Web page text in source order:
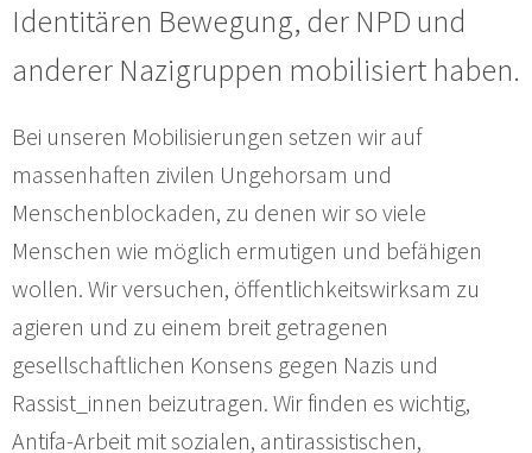
Identitären Bewegung, der NPD und
anderer Nazigruppen mobilisiert haben.
Bei unseren Mobilisierungen setzen wir auf
massenhaften zivilen Ungehorsam und
Menschenblockaden, zu denen wir so viele
Menschen wie möglich ermutigen und befähigen
wollen. Wir versuchen, öffentlichkeitswirksam zu
agieren und zu einem breit getragenen
gesellschaftlichen Konsens gegen Nazis und
Rassist_innen beizutragen. Wir finden es wichtig,
Antifa-Arbeit mit sozialen, antirassistischen,